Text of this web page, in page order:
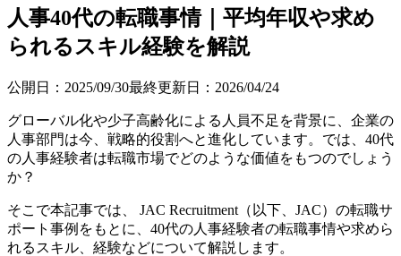
人事40代の転職事情｜平均年収や求め
られるスキル経験を解説
公開日： 2025/09/30最終更新日： 2026/04/24
グローバル化や少子高齢化による人員不足を背景に、企業の
人事部門は今、戦略的役割へと進化しています。では、40代
の人事経験者は転職市場でどのような価値をもつのでしょう
か？
そこで本記事では、 JAC Recruitment（以下、JAC）の転職サ
ポート事例をもとに、40代の人事経験者の転職事情や求めら
れるスキル、経験などについて解説します。